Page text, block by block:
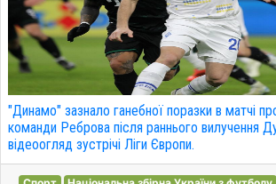
"Динамо" зазнало ганебної поразки в матчі
команди Реброва після раннього вилучення
відеоогляд зустрічі Ліги Європи.